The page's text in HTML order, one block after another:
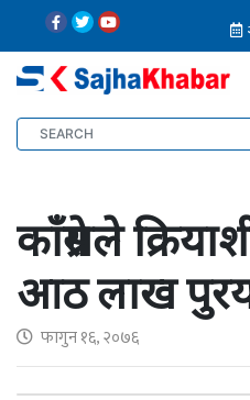
काँग्रेसले
आठ लाख
फागुन १६, २०७६